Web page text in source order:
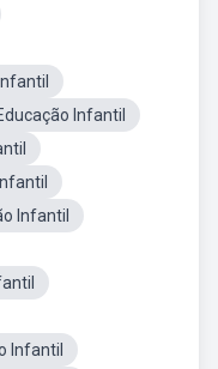
Infantil
Infantil
Infantil